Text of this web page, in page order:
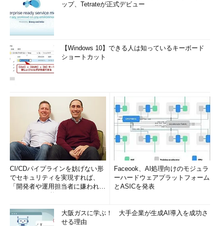
ップ、Tetrateが正式デビュー
【Windows 10】できる人は知っているキーボード
ショートカット
CI/CDパイプラインを妨げない形
でセキュリティを実現すれば、
「開発者や運用担当者に嫌われな
Faceook、AI処理向けのモジュラ
ーハードウェアプラットフォーム
とASICを発表
大阪ガスに学ぶ！ 大手企業が生成AI導入を成功さ
せる理由